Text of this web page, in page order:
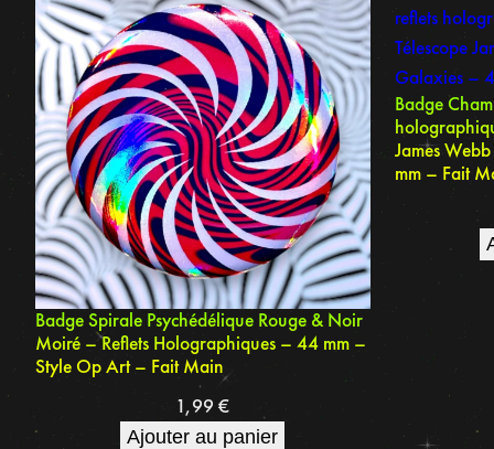
Badge Spirale Psychédélique Rouge & Noir
Moiré – Reflets Holographiques – 44 mm –
Style Op Art – Fait Main
1,99€
Ajouter au panier
Badge
James
mm – Fait